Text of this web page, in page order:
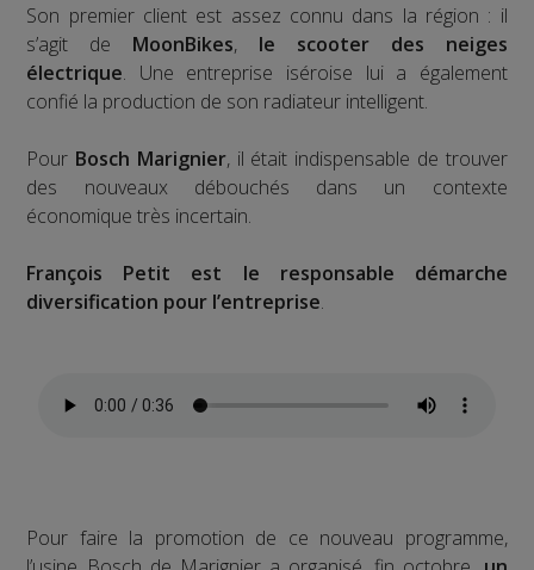
Son premier client est assez connu dans la région : il
s’agit de MoonBikes, le scooter des neiges
électrique. Une entreprise iséroise lui a également
confié la production de son radiateur intelligent.
Pour Bosch Marignier, il était indispensable de trouver
des nouveaux débouchés dans un contexte
économique très incertain.
François Petit est le responsable démarche
diversification pour l’entreprise.
Pour faire la promotion de ce nouveau programme,